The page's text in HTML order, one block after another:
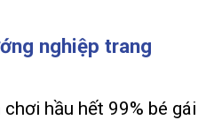
nghiệp trang
hầu hết 99% bé gái